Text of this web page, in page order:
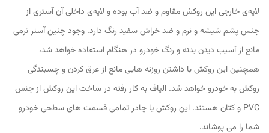
لایه‌ی خارجی این روکش مقاوم و ضد آب بوده و لایه‌ی داخلی آن آستری از
جنس پشم شیشه و نرم و ضد خراش سفید رنگ دارد. وجود چنین آستر نرمی
مانع از آسیب دیدن بدنه و رنگ خودرو در هنگام استفاده خواهد شد،
همچنین این روکش با داشتن روزنه هایی مانع از عرق کردن و چسبندگی
روکش به خودرو خواهد شد. الیاف به کار رفته در ساخت این روکش از جنس
PVC و کتان هستند. این روکش یا چادر تمامی قسمت های سطحی خودرو
شما را می پوشاند.